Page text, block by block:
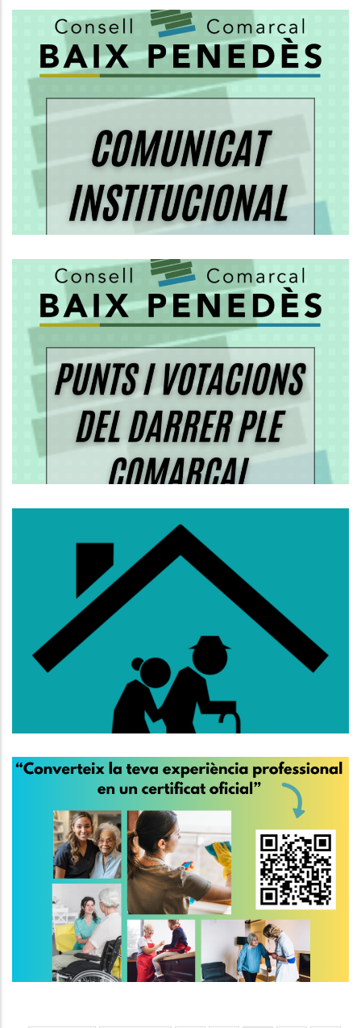
El Consell Comarcal Del Baix
Penedès Aclareix Les
Recollida De Residus
Medi
ORDRE DEL DIA I VOTACIONS DEL
COMARCAL
Altres
S’obre La Convocatòria D’ajuts Al
Lloguer Per A Persones De 65
Altres S. socials
El 30 De Març És El Dia
Internacional De Les
Treballadores De La Llar I De Les
Cures
S. socials,P. econòmica